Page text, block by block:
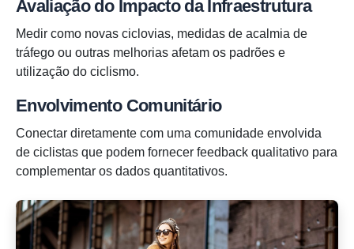
Avaliação do Impacto da Infraestrutura
Medir como novas ciclovias, medidas de acalmia de
tráfego ou outras melhorias afetam os padrões e
utilização do ciclismo.
Envolvimento Comunitário
Conectar diretamente com uma comunidade envolvida
de ciclistas que podem fornecer feedback qualitativo para
complementar os dados quantitativos.